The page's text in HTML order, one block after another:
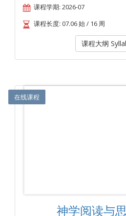
课程学期: 2026-07
课程长度: 07.06 始 / 16 周
课程大纲
在线课程
神学阅读与